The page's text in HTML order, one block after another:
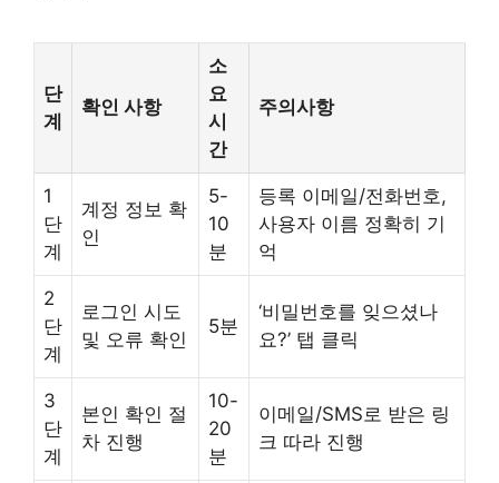
단
계
확인 사항
소
요
시
간
주의사항
1
단
계
계정 정보 확
인
5-
10
분
등록 이메일/전화번호,
사용자 이름 정확히 기
억
2
단
계
로그인 시도
및 오류 확인
5분
‘비밀번호를 잊으셨나
요?’ 탭 클릭
3
단
계
본인 확인 절
차 진행
10-
20
분
이메일/SMS로 받은 링
크 따라 진행